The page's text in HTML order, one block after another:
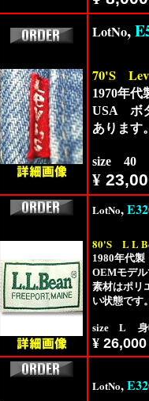
LotNo,
70'S
1970年代
USA ボ
あります
size 40
¥
LotNo,
80'S L L
1980年代
OEMモデ
素材はポリ
い状態です
size L 身
¥ 26,000
LotNo,